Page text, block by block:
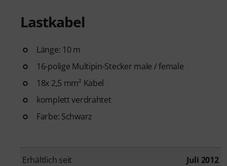
Lastkabel
Länge: 10 m
16-polige Multipin-Stecker male / female
18x 2,5 mm² Kabel
komplett verdrahtet
Farbe: Schwarz
Erhältlich seit Juli 2012